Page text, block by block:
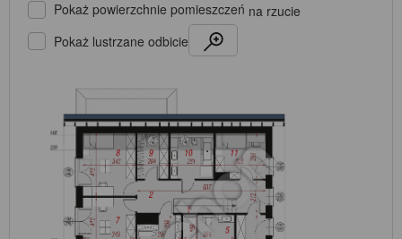
Pokaż powierzchnie pomieszczeń na rzucie
Pokaż lustrzane odbicie